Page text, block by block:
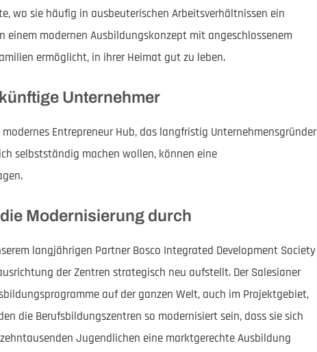
wo sie häufig in ausbeuterischen Arbeitsverhältnissen ein
einem modernen Ausbildungskonzept mit angeschlossenem
ermöglicht, in ihrer Heimat gut zu leben.
Unternehmer
Entrepreneur Hub, das langfristig Unternehmensgründer
selbstständig machen wollen, können eine
Modernisierung durch
langjährigen Partner Bosco Integrated Development Society
der Zentren strategisch neu aufstellt. Der Salesianer
auf der ganzen Welt, auch im Projektgebiet,
die Berufsbildungszentren so modernisiert sein, dass sie sich
Jugendlichen eine marktgerechte Ausbildung